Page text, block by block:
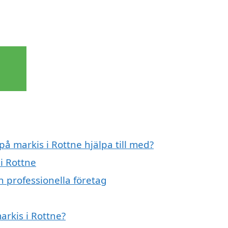
markis i Rottne hjälpa till med?
Rottne
professionella företag
i Rottne?